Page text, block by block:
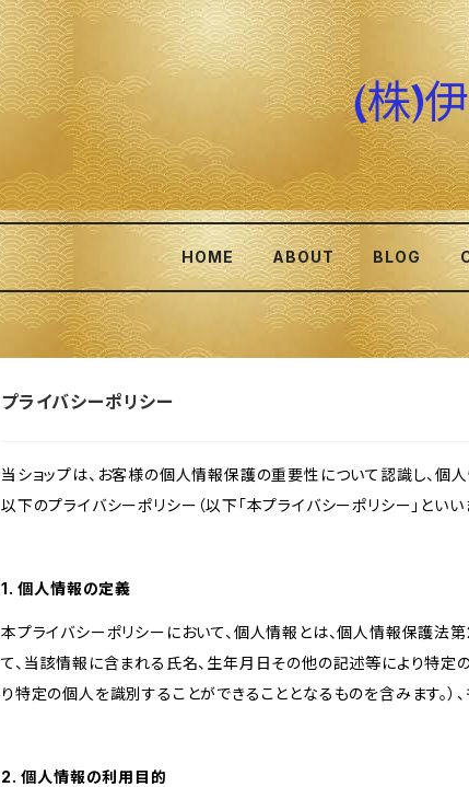
HOME ABOUT BLOG
プライバシーポリシー
当ショップは、お客様の個人情報保護の重要性について認識し、個
以下のプライバシーポリシー（以下「本プライバシーポリシー」とい
1. 個人情報の定義
本プライバシーポリシーにおいて、個人情報とは、個人情報保護法
て、当該情報に含まれる氏名、生年月日その他の記述等により特定
り特定の個人を識別することができることとなるものを含みます。
2. 個人情報の利用目的